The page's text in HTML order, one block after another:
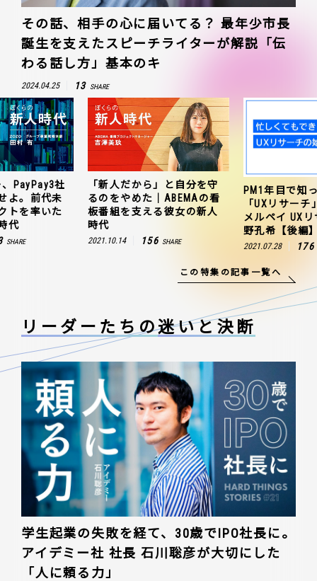
その話、相手の心に届いてる？ 最年少市長
誕生を支えたスピーチライターが解説「伝
わる話し方」基本のキ
2024.04.25 13 SHARE
PayPay3社
よ。前代未
トを率いた
代
SHARE
「新人だから」と自分を守
るのをやめた｜ABEMAの看
板番組を支える彼女の新人
時代
2021.10.14 156 SHARE
PM1年目で知
「UXリサー
メルペイ UX
野孔希【後編
2021.07.28 176
この特集の記事一覧へ
リーダーたちの迷いと決断
学生起業の失敗を経て、30歳でIPO社長に。
アイデミー社 社長 石川聡彦が大切にした
「人に頼る力」